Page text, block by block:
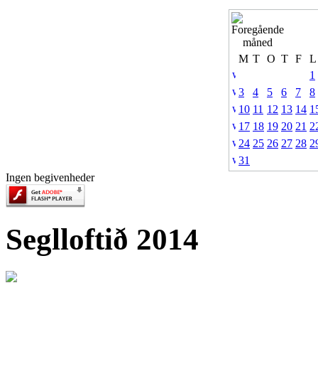
M T O T F
L
1
3
4 5 6 7
8
10 11 12 13 14
17 18 19 20 21
24 25 26 27 28
31
Ingen begivenheder
Seglloftið 2014